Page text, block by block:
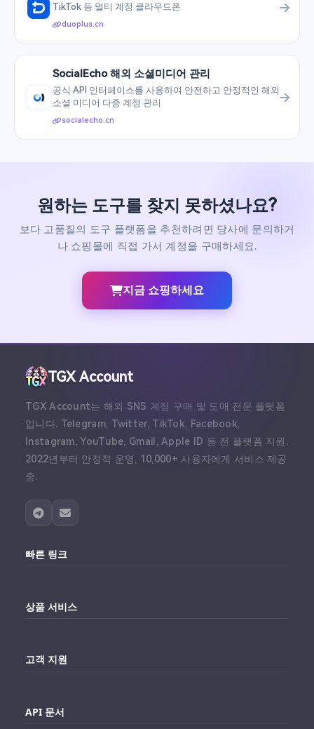
TikTok 등 멀티 계정 클라우드폰
duoplus.cn
SocialEcho 해외 소셜미디어 관리
공식 API 인터페이스를 사용하여 안전하고 안정적인 해외
소셜 미디어 다중 계정 관리
socialecho.cn
원하는 도구를 찾지 못하셨나요?
보다 고품질의 도구 플랫폼을 추천하려면 당사에 문의하거
나 쇼핑몰에 직접 가서 계정을 구매하세요.
지금 쇼핑하세요
TGX Account
TGX Account는 해외 SNS 계정 구매 및 도매 전문 플랫폼
입니다. Telegram, Twitter, TikTok, Facebook,
Instagram, YouTube, Gmail, Apple ID 등 전 플랫폼 지원.
2022년부터 안정적 운영, 10,000+ 사용자에게 서비스 제공
중.
빠른 링크
주문내역
상품 서비스
Facebook 계정 구매
고객 지원
API 문서